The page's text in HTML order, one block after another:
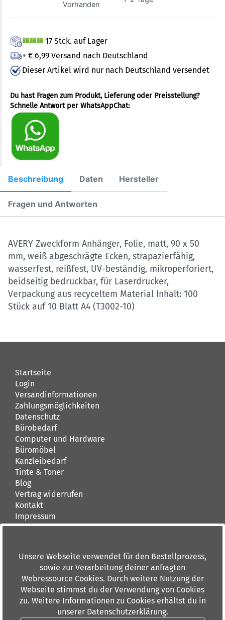
Vorhanden
17 Stck. auf Lager
+ € 6,99 Versand nach Deutschland
Dieser Artikel wird nur nach Deutschland versendet
Du hast Fragen zum Produkt, Lieferung oder Preisstellung?
Schnelle Antwort per WhatsAppChat:
Beschreibung Daten Hersteller
Fragen und Antworten
AVERY Zweckform Anhänger, Folie, matt, 90 x 50
mm, weiß abgeschrägte Ecken, strapazierfähig,
wasserfest, reißfest, UV-beständig, mikroperforiert,
beidseitig bedruckbar, für Laserdrucker,
Verpackung aus recyceltem Material Inhalt: 100
Stück auf 10 Blatt A4 (T3002-10)
Startseite
Login
Versandinformationen
Zahlungsmöglichkeiten
Datenschutz
Bürobedarf
Computer und Hardware
Büromöbel
Kanzleibedarf
Tinte & Toner
Blog
Vertrag widerrufen
Kontakt
Impressum
AGB
buerando.de
Dieburger Straße 36
60386 Frankfurt am Main
Tel: 069 84 00 6 0
Fax: 069 88 91 10
Unsere Webseite verwendet für den Bestellprozess,
sowie zur Verarbeitung deiner anfragten
Webressource Cookies. Durch weitere Nutzung der
Webseite stimmst du der Verwendung von Cookies
zu. Weitere Informationen zu Cookies erhältst du in
unserer Datenschutzerklärung.